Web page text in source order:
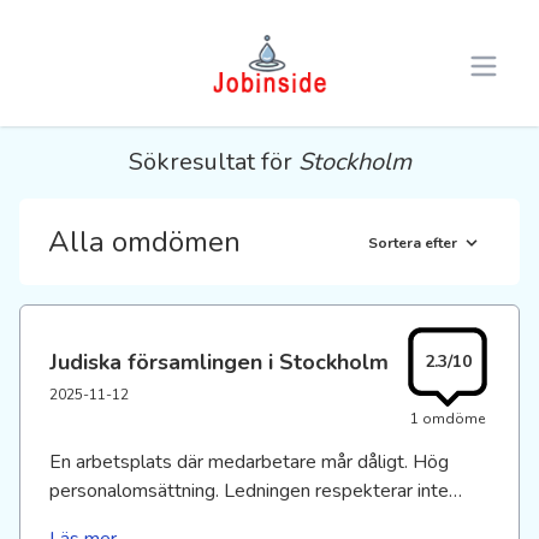
Open
Sökresultat för Stockholm
Alla omdömen Sortera efter
Judiska församlingen i Stockholm
2025-11-12
2.3/10
1 omdöme
En arbetsplats där medarbetare mår dåligt. Hög
personalomsättning. Ledningen respekterar inte